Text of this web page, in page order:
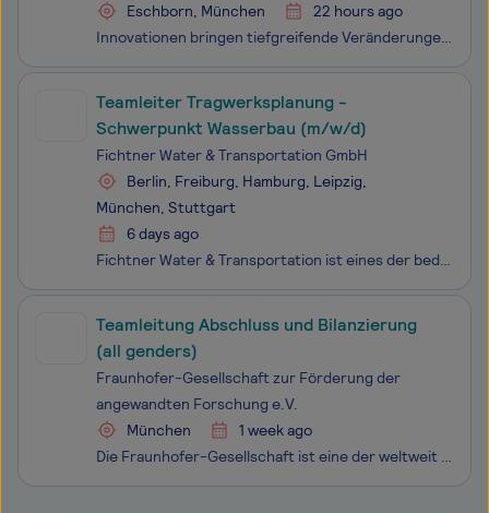
Eschborn, München
22 hours ago
Innovationen bringen tiefgreifende Veränderungen mit sich und beeinflussen unser Leben in vielfältiger Weise. Bei der TÜV SÜD Gruppe sind wir in hohem Maße bestrebt, ein wichtiger Teil dieser Entwicklung und des Fortschritts zu sein. Wir sind von Anfang an dabei und begleiten diesen Prozess. Wir sor
Teamleiter Tragwerksplanung -
Schwerpunkt Wasserbau (m/w/d)
Fichtner Water & Transportation GmbH
Berlin, Freiburg, Hamburg, Leipzig,
München, Stuttgart
6 days ago
Fichtner Water & Transportation ist eines der bedeutendsten Ingenieurbüros in Deutschland. Wir arbeiten an spannenden und zukunftsweisenden Projekten für renommierte Kunden.Mit über 270 Mitarbeitern an neun Standorten in Deutschland entwickeln wir nachhaltige Lösungen in den Bereichen Wasser- un
Teamleitung Abschluss und Bilanzierung
(all genders)
Fraunhofer-Gesellschaft zur Förderung der
angewandten Forschung e.V.
München
1 week ago
Die Fraunhofer-Gesellschaft ist eine der weltweit führenden Organisationen für anwendungs­orientierte Forschung. 74 Institute entwickeln weg­weisende Technologien für unsere Wirt­schaft und Gesell­schaft – genauer: 30 000 Menschen aus Technik, Wissen­schaft, Ver­waltung und IT. Sie wissen: